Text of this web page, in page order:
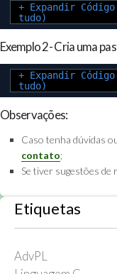
+ Expandir
tudo)
Exemplo 2- Cria uma
+ Expandir
tudo)
Observações:
Caso tenha dúvidas
contato;
Se tiver sugestões de
Etiquetas
AdvPL